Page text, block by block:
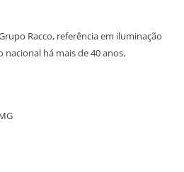
Racco, referência em iluminação
há mais de 40 anos.